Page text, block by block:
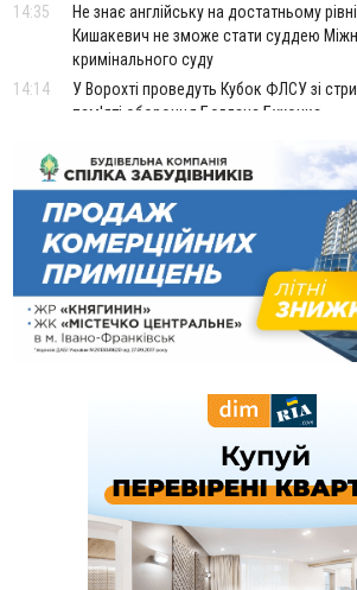
14:35
Не знає англійську на достатньому
Кишакевич не зможе стати суддею
кримінального суду
14:14
У Ворохті проведуть Кубок ФЛСУ зі
пам'яті оборонця Богдана Бухонка
На Калущині розшукали
блукав у лісі
13:14
Боднар розповів про реакцію влади
українців та про зміни після 23 серпня
12:31
ВІДЕО "Едельвейси" щемливо
Днем міста
11:55
Вчора у Франківську, Коломиї, Долині
зафіксували рекордну спеку
11:45
У Надвірній п'яна жінка побила
У басейні Дністра встановилася
води наблизилися до найнижчих
У Бурштині поблизу АЗС сталася масова
з'ясовує обставини
ФОП із Житомира після купівлі права
тисяч позивається до Франківська
У горах біля Осмолоди за допомогою